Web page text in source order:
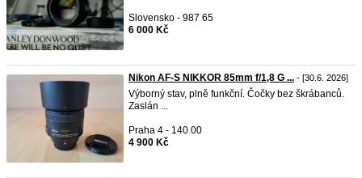
Slovensko - 987 65
6 000 Kč
Nikon AF-S NIKKOR 85mm f/1,8 G ... - [30.6. 2026]
Výborný stav, plně funkční. Čočky bez škrábanců.
Zaslán ...
Praha 4 - 140 00
4 900 Kč